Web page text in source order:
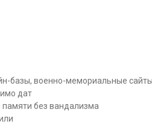
базы, военно-мемориальные
дат
памяти без вандализма